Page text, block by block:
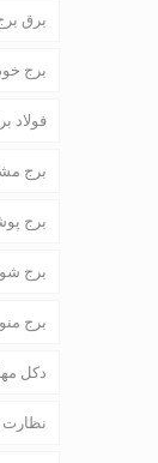
برق
برج
فولاد
برج
برج
برج
برج
دکل
نظارت